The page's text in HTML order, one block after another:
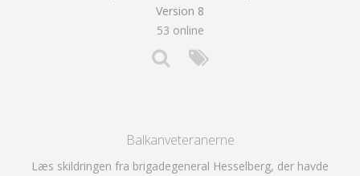
Version 8
53 online
Balkanveteranerne
Læs skildringen fra brigadegeneral Hesselberg, der havde